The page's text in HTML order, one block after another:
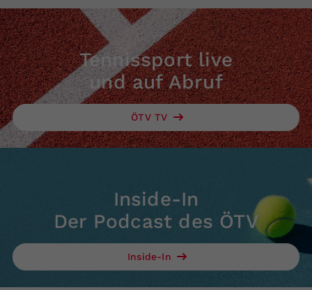
Tennissport live
und auf Abruf
ÖTV TV
Inside-In
Der Podcast des ÖTV
Inside-In